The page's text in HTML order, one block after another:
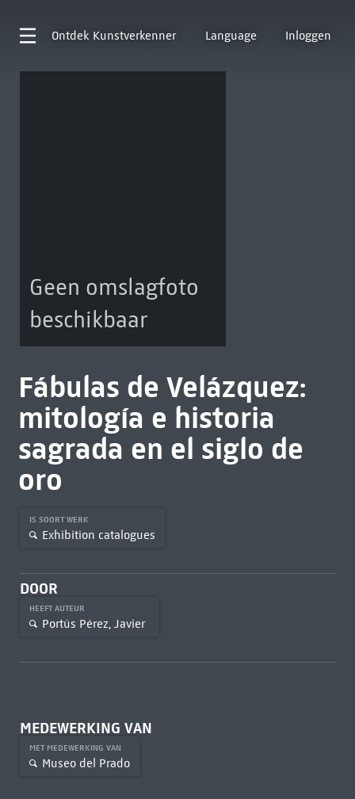
Ontdek Kunstverkenner Language Inloggen
Geen omslagfoto
beschikbaar
Fábulas de Velázquez:
mitología e historia
sagrada en el siglo de
oro
IS SOORT WERK
Exhibition catalogues
DOOR
HEEFT AUTEUR
Portús Pérez, Javier
MEDEWERKING VAN
MET MEDEWERKING VAN
Museo del Prado